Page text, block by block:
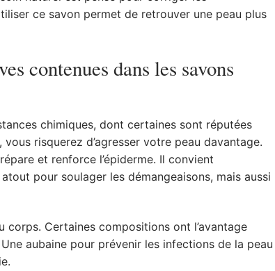
ce savon permet de retrouver une peau plus
contenues dans les savons
chimiques, dont certaines sont réputées
risquerez d’agresser votre peau davantage.
et renforce l’épiderme. Il convient
pour soulager les démangeaisons, mais aussi
Certaines compositions ont l’avantage
aubaine pour prévenir les infections de la peau